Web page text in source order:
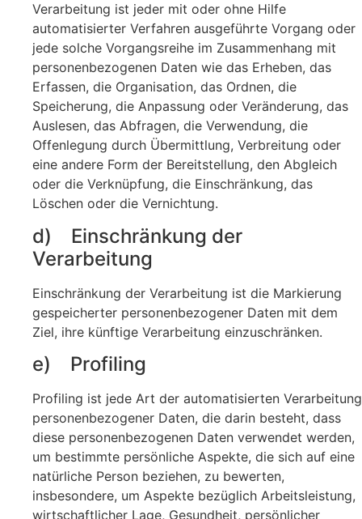
Verarbeitung ist jeder mit oder ohne Hilfe
automatisierter Verfahren ausgeführte Vorgang oder
jede solche Vorgangsreihe im Zusammenhang mit
personenbezogenen Daten wie das Erheben, das
Erfassen, die Organisation, das Ordnen, die
Speicherung, die Anpassung oder Veränderung, das
Auslesen, das Abfragen, die Verwendung, die
Offenlegung durch Übermittlung, Verbreitung oder
eine andere Form der Bereitstellung, den Abgleich
oder die Verknüpfung, die Einschränkung, das
Löschen oder die Vernichtung.
d) Einschränkung der
Verarbeitung
Einschränkung der Verarbeitung ist die Markierung
gespeicherter personenbezogener Daten mit dem
Ziel, ihre künftige Verarbeitung einzuschränken.
e) Profiling
Profiling ist jede Art der automatisierten Verarbeitung
personenbezogener Daten, die darin besteht, dass
diese personenbezogenen Daten verwendet werden,
um bestimmte persönliche Aspekte, die sich auf eine
natürliche Person beziehen, zu bewerten,
insbesondere, um Aspekte bezüglich Arbeitsleistung,
wirtschaftlicher Lage, Gesundheit, persönlicher